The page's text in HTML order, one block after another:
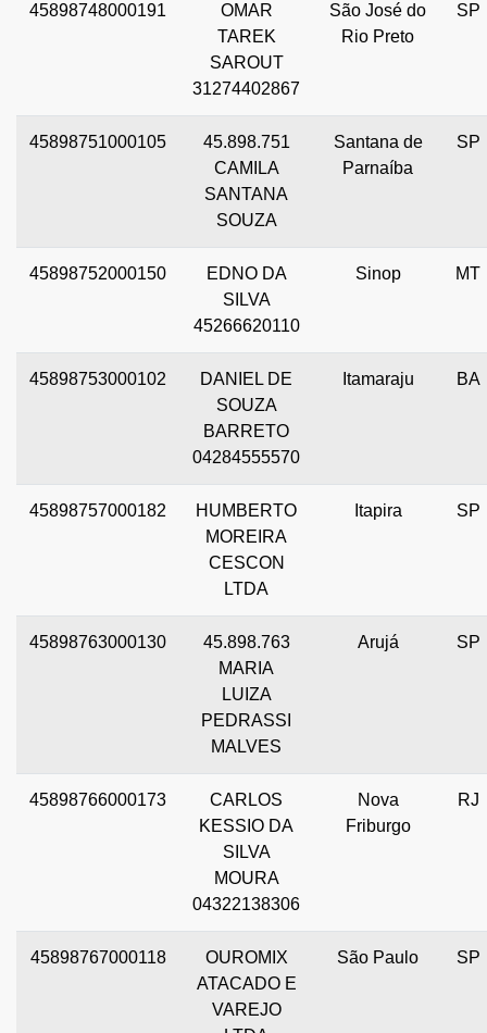
45898748000191
OMAR
TAREK
SAROUT
31274402867
São José do
Rio Preto
SP
45898751000105
45.898.751
CAMILA
SANTANA
SOUZA
Santana de
Parnaíba
SP
45898752000150
EDNO DA
SILVA
45266620110
Sinop MT
45898753000102
DANIEL DE
SOUZA
BARRETO
04284555570
Itamaraju BA
45898757000182
HUMBERTO
MOREIRA
CESCON
LTDA
Itapira SP
45898763000130
45.898.763
MARIA
LUIZA
PEDRASSI
MALVES
Arujá SP
45898766000173
CARLOS
KESSIO DA
SILVA
MOURA
04322138306
Nova
Friburgo
RJ
45898767000118
OUROMIX
ATACADO E
VAREJO
São Paulo SP